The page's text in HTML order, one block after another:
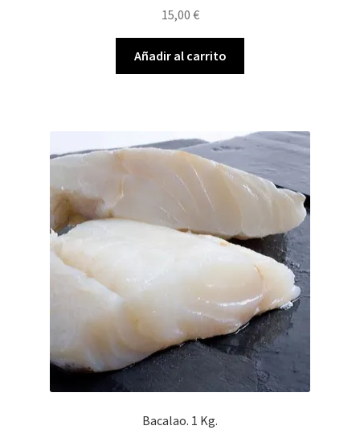
15,00 €
Añadir al carrito
Bacalao. 1 Kg.